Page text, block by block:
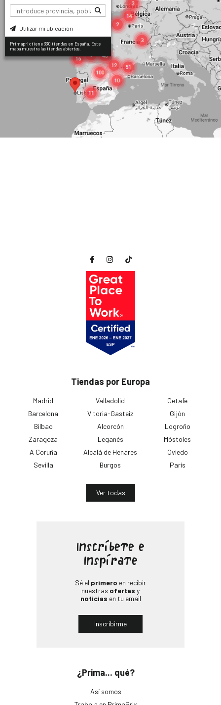
Utilizar mi ubicación
Primaprix tiene 330 tiendas en España. Este
mapa muestra las tiendas abiertas.
Tiendas por Europa
Madrid
Barcelona
Bilbao
Zaragoza
A Coruña
Sevilla
Valladolid
Vitoria-Gasteiz
Alcorcón
Leganés
Alcalá de Henares
Burgos
Getafe
Gijón
Logroño
Móstoles
Oviedo
París
Ver todas
¿Prima... qué?
Así somos
Inscríbete e
Inspírate
Sé el primero en recibir
nuestras ofertas y
noticias en tu email
Inscribirme